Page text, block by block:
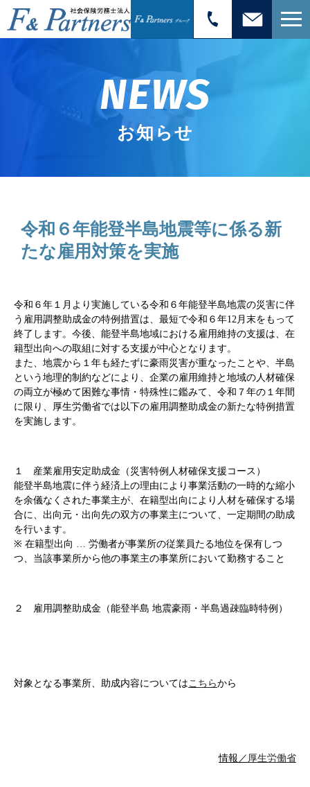
NEWS
お知らせ
令和６年能登半島地震等に係る新
たな雇用対策を実施
令和６年１月より実施している令和６年能登半島地震の災害に伴
う雇用調整助成金の特例措置は、最短で令和６年12月末をもって
終了します。今後、能登半島地域における雇用維持の支援は、在
籍型出向への取組に対する支援が中心となります。
また、地震から１年も経たずに豪雨災害が重なったことや、半島
という地理的制約などにより、企業の雇用維持と地域の人材確保
の両立が極めて困難な事情・特殊性に鑑みて、令和７年の１年間
に限り、厚生労働省では以下の雇用調整助成金の新たな特例措置
を実施します。
１ 産業雇用安定助成金（災害特例人材確保支援コース）
能登半島地震に伴う経済上の理由により事業活動の一時的な縮小
を余儀なくされた事業主が、在籍型出向により人材を確保する場
合に、出向元・出向先の双方の事業主について、一定期間の助成
を行います。
※ 在籍型出向 … 労働者が事業所の従業員たる地位を保有しつ
つ、当該事業所から他の事業主の事業所において勤務すること
２ 雇用調整助成金（能登半島 地震豪雨・半島過疎臨時特例）
対象となる事業所、助成内容についてはこちらから
情報／ 厚生労働省